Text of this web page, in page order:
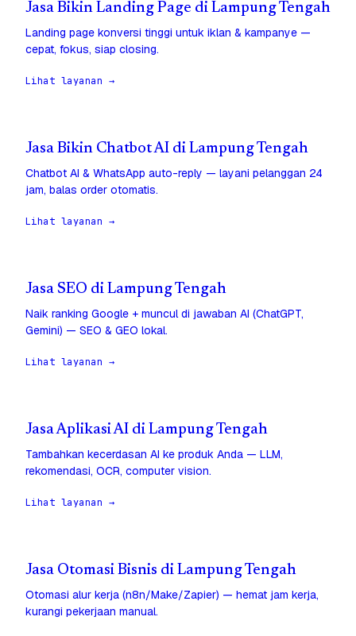
Jasa Bikin Landing Page di Lampung Tengah
Landing page konversi tinggi untuk iklan & kampanye —
cepat, fokus, siap closing.
Lihat layanan →
Jasa Bikin Chatbot AI di Lampung Tengah
Chatbot AI & WhatsApp auto-reply — layani pelanggan 24
jam, balas order otomatis.
Lihat layanan →
Jasa SEO di Lampung Tengah
Naik ranking Google + muncul di jawaban AI (ChatGPT,
Gemini) — SEO & GEO lokal.
Lihat layanan →
Jasa Aplikasi AI di Lampung Tengah
Tambahkan kecerdasan AI ke produk Anda — LLM,
rekomendasi, OCR, computer vision.
Lihat layanan →
Jasa Otomasi Bisnis di Lampung Tengah
Otomasi alur kerja (n8n/Make/Zapier) — hemat jam kerja,
kurangi pekerjaan manual.